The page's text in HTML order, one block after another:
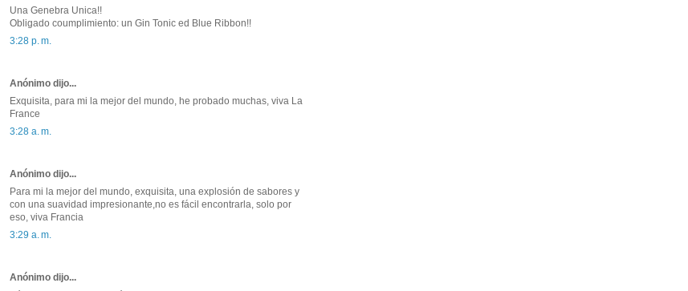
Una Genebra Unica!!
Obligado coumplimiento: un Gin Tonic ed Blue Ribbon!!
3:28 p. m.
Anónimo dijo...
Exquisita, para mi la mejor del mundo, he probado muchas, viva La
France
3:28 a. m.
Anónimo dijo...
Para mi la mejor del mundo, exquisita, una explosión de sabores y
con una suavidad impresionante,no es fácil encontrarla, solo por
eso, viva Francia
3:29 a. m.
Anónimo dijo...